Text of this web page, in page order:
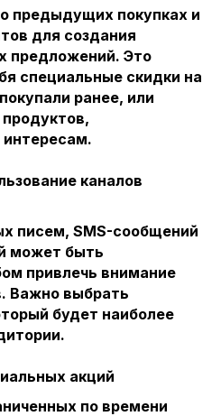
предыдущих покупках и
для создания
предложений. Это
специальные скидки на
ранее, или
каналов
писем, SMS-сообщений
может быть
привлечь внимание
Важно выбрать
будет наиболее
акций
по времени